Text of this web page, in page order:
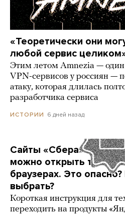
«Теоретически они
любой сервис
Этим летом Amnezia —
VPN-сервисов у россиян —
атаку, которая длилась
разработчика сервиса
ИСТОРИИ 6 дней назад
Сайты «Сбера» и
можно открыть только
браузерах. Это
выбрать?
Короткая инструкция для
переходить на продукты